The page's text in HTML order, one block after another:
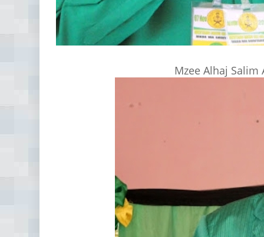
Mzee Alhaj Salim